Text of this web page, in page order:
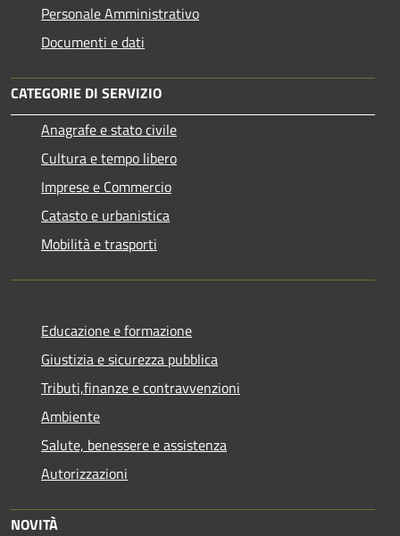
Personale Amministrativo
Documenti e dati
CATEGORIE DI SERVIZIO
Anagrafe e stato civile
Cultura e tempo libero
Imprese e Commercio
Catasto e urbanistica
Mobilità e trasporti
Educazione e formazione
Giustizia e sicurezza pubblica
Tributi,finanze e contravvenzioni
Ambiente
Salute, benessere e assistenza
Autorizzazioni
NOVITÀ